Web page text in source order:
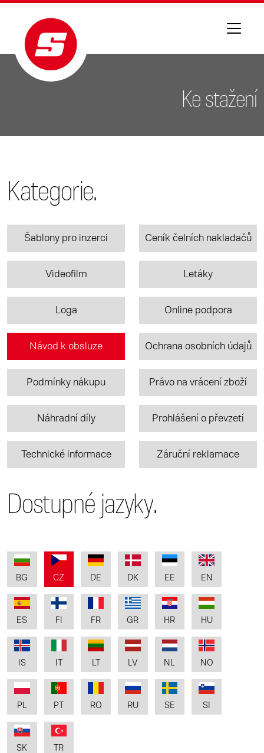
Ke stažení
Kategorie.
Šablony pro inzerci Ceník čelních nakladačů
Videofilm Letáky
Loga Online podpora
Návod k obsluze Ochrana osobních údajů
Podmínky nákupu Právo na vrácení zboží
Náhradní díly Prohlášení o převzetí
Technické informace Záruční reklamace
Dostupné jazyky.
BG CZ DE DK EE EN
ES FI FR GR HR HU
IS LT LV NL NO
PL PT RO RU SE SI
SK TR